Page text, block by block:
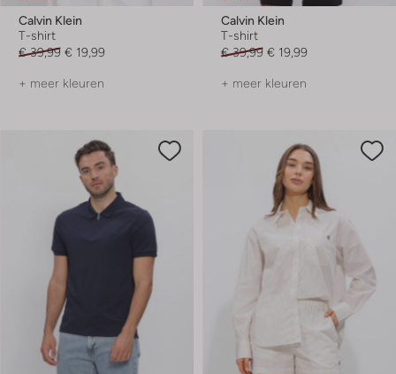
Calvin Klein
T-shirt
€ 39,99 € 19,99
+ meer kleuren
Calvin Klein
T-shirt
€ 39,99 € 19,99
+ meer kleuren